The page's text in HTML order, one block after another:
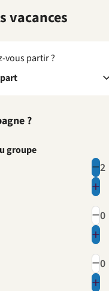
vacances
vous partir ?
?
groupe